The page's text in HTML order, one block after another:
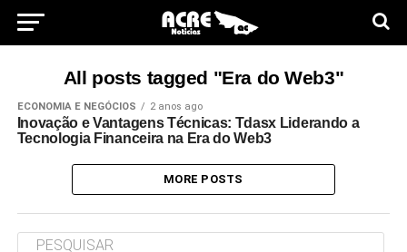
All posts tagged "Era do Web3"
ECONOMIA E NEGÓCIOS 2 anos ago
Inovação e Vantagens Técnicas: Tdasx Liderando a
Tecnologia Financeira na Era do Web3
MORE POSTS